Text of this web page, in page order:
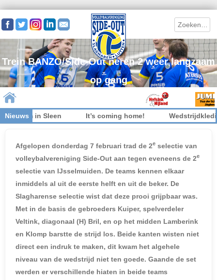
Search
Trein BANZO/Side-Out heren 2 weer langzaam
op gang
Nieuwsin Sleen It’s coming home!
Afgelopen donderdag 7 februari trad de 2e selectie van
volleybalvereniging Side-Out aan tegen eveneens de 2e
selectie van IJsselmuiden. De teams kennen elkaar
inmiddels al uit de eerste helft en uit de beker. De
Slagharense selectie wist dat deze prooi grijpbaar was.
Met in de basis de gebroeders Kuiper, spelverdeler
Veltink, diagonaal (H) Bril, en op het midden Lamberink
en Klomp barstte de strijd los. Beide kanten wisten niet
direct een indruk te maken, dit kwam het algehele
niveau van de wedstrijd niet ten goede. Gaande de set
werden er verschillende hiaten in beide teams